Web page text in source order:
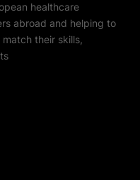
healthcare
abroad and helping to
their skills,